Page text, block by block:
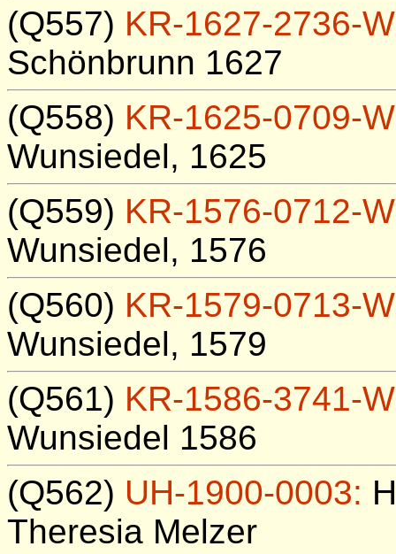
(Q557) KR-1627-2736-
Schönbrunn 1627
(Q558) KR-1625-0709-
Wunsiedel, 1625
(Q559) KR-1576-0712-
Wunsiedel, 1576
(Q560) KR-1579-0713-
Wunsiedel, 1579
(Q561) KR-1586-3741-
Wunsiedel 1586
(Q562) UH-1900-0003:
Theresia Melzer